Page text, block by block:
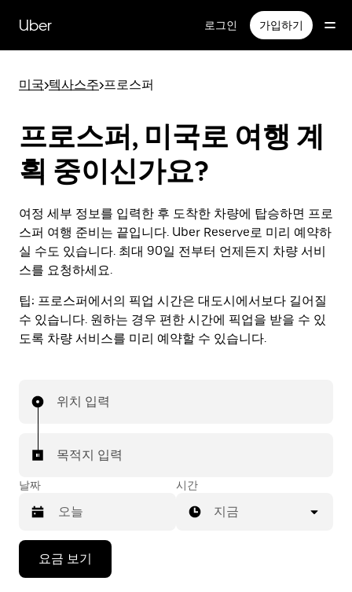
Uber 로그인 가입하기
미국>텍사스주>프로스퍼
프로스퍼, 미국로 여행 계
획 중이신가요?
여정 세부 정보를 입력한 후 도착한 차량에 탑승하면 프로
스퍼 여행 준비는 끝입니다. Uber Reserve로 미리 예약하
실 수도 있습니다. 최대 90일 전부터 언제든지 차량 서비
스를 요청하세요.
팁: 프로스퍼에서의 픽업 시간은 대도시에서보다 길어질
수 있습니다. 원하는 경우 편한 시간에 픽업을 받을 수 있
도록 차량 서비스를 미리 예약할 수 있습니다.
위치 입력
목적지 입력
날짜 시간
지금
요금 보기